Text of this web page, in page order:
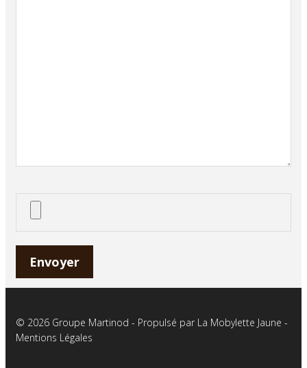
© 2026 Groupe Martinod - Propulsé par La Mobylette Jaune -
Mentions Légales